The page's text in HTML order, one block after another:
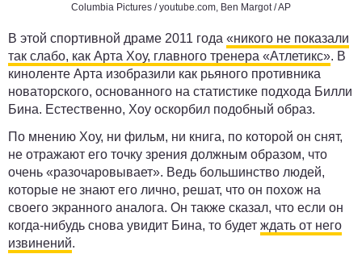
Columbia Pictures /youtube.com, Ben Margot / AP
В этой спортивной драме 2011 года «никого не показали
так слабо, как Арта Хоу, главного тренера «Атлетикс». В
киноленте Арта изобразили как рьяного противника
новаторского, основанного на статистике подхода Билли
Бина. Естественно, Хоу оскорбил подобный образ.
По мнению Хоу, ни фильм, ни книга, по которой он снят,
не отражают его точку зрения должным образом, что
очень «разочаровывает». Ведь большинство людей,
которые не знают его лично, решат, что он похож на
своего экранного аналога. Он также сказал, что если он
когда-нибудь снова увидит Бина, то будет ждать от него
извинений.